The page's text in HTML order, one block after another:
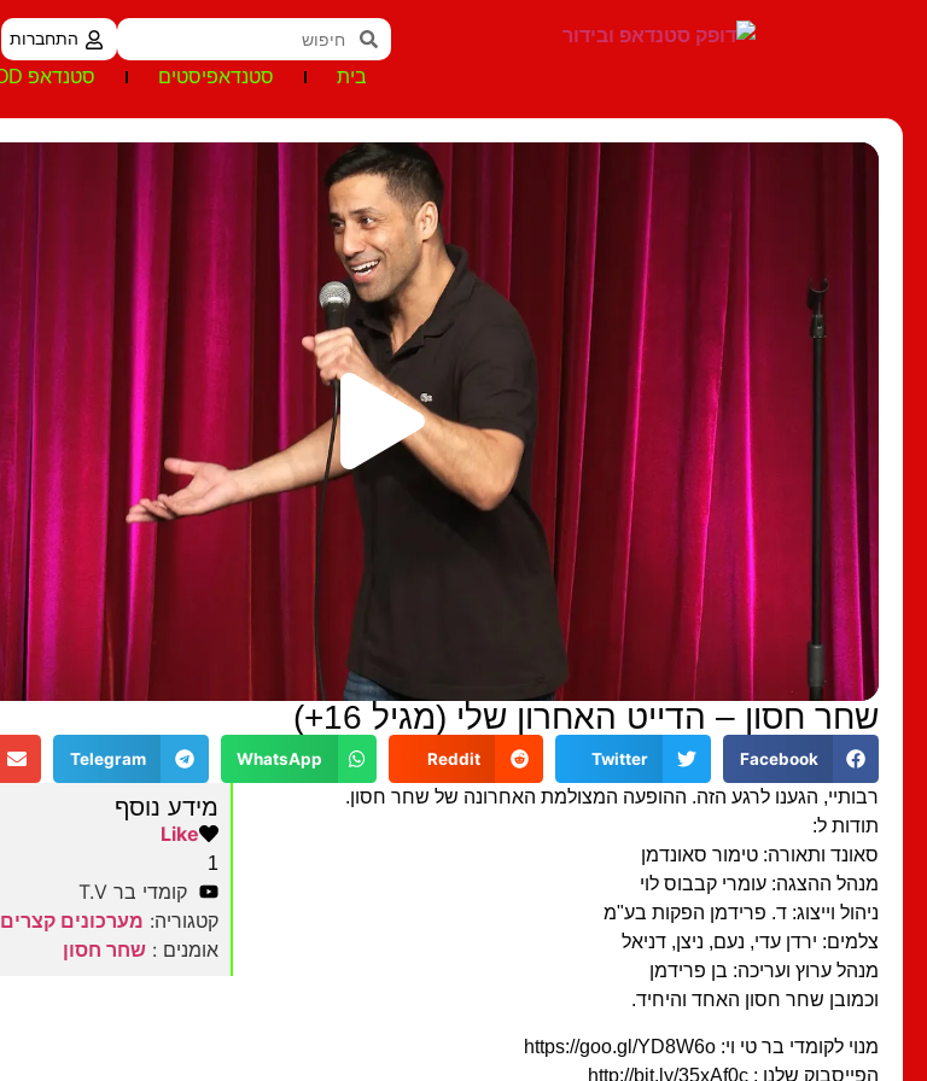
התחברות
בית סטנדאפיסטים סטנדאפ VOD
שחר חסון – הדייט האחרון שלי (מגיל 16+)
Facebook
Twitter
Reddit
WhatsApp
Telegram
רבותיי, הגענו לרגע הזה. ההופעה המצולמת האחרונה של שחר חסון.
תודות ל:
סאונד ותאורה: טימור סאונדמן
מנהל ההצגה: עומרי קבבוס לוי
ניהול וייצוג: ד. פרידמן הפקות בע"מ
צלמים: ירדן עדי, נעם, ניצן, דניאל
מנהל ערוץ ועריכה: בן פרידמן
וכמובן שחר חסון האחד והיחיד.
מנוי לקומדי בר טי וי: https://goo.gl/YD8W6o
הפייסבוק שלנו : http://bit.ly/35xAf0c
מידע נוסף
Like
1
קומדי בר T.V
קטגוריה: מערכונים קצרים
אומנים : שחר חסון